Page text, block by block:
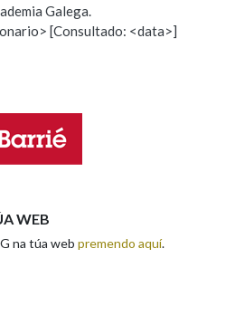
LIMPAR
Hai un erro na palabra
Galega.
[Consultado: <data>]
WEB
na túa web premendo aquí.